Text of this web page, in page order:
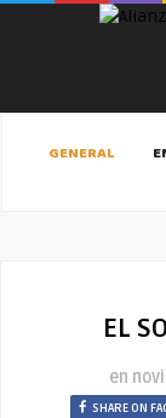
GENERAL
EL
en
SHARE ON